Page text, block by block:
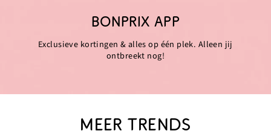
BONPRIX APP
Exclusieve kortingen & alles op één plek. Alleen jij
ontbreekt nog!
MEER TRENDS